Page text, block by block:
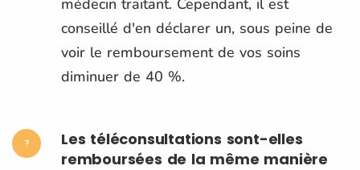
conseillé d'en déclarer un, sous peine de
voir le remboursement de vos soins
diminuer de 40 %.
Les téléconsultations sont-elles
remboursées de la même manière